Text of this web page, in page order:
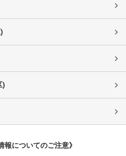
)
)
報についてのご注意》